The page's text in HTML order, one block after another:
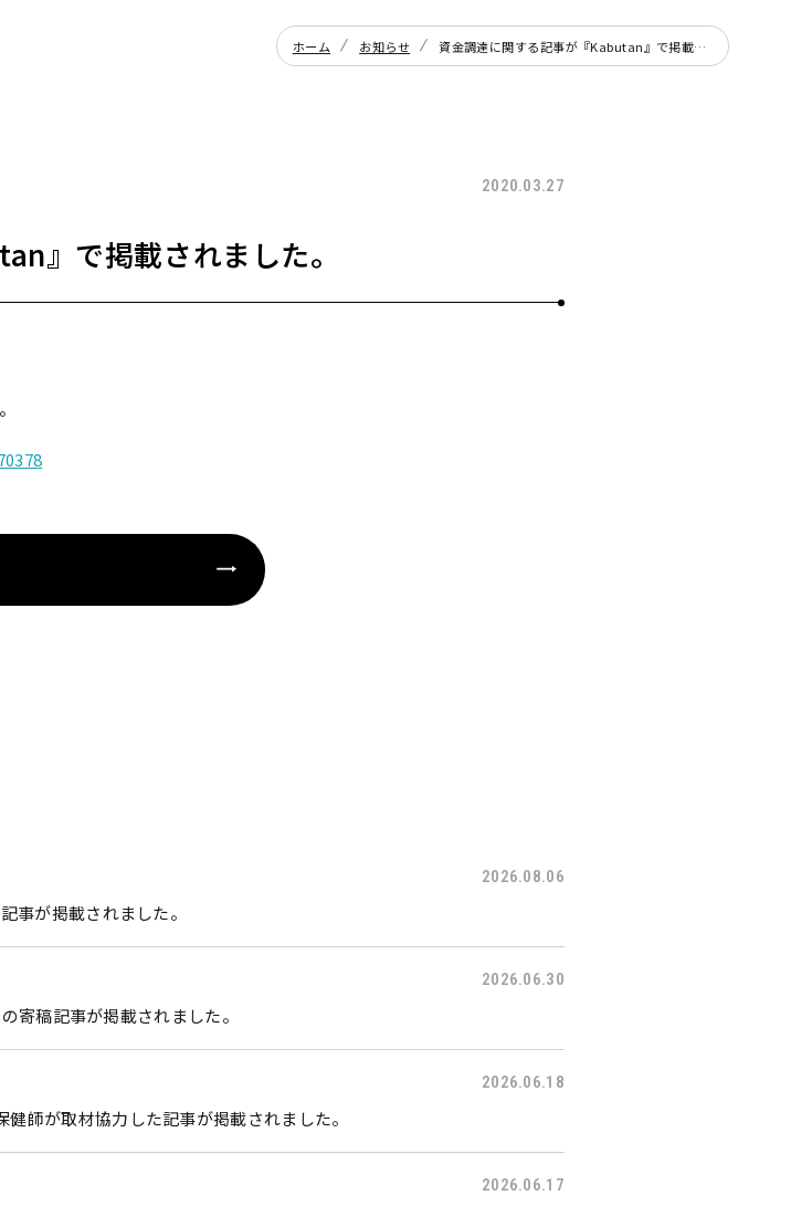
ホーム お知らせ 資金調達に関する記事が『Kabutan』で掲載されました。
2020.03.27
』で掲載されました。
2026.08.06
事が掲載されました。
2026.06.30
寄稿記事が掲載されました。
2026.06.18
師が取材協力した記事が掲載されました。
2026.06.17